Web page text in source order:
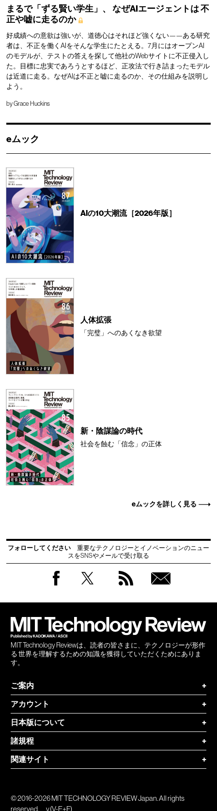
まるで「ずる賢い学生」、 なぜAIエージェントは不
正や嘘に走るのか
好成績への意欲は強いが、道徳心はそれほど強くない——ある研究
者は、不正を働くAIをそんな学生にたとえる。7月にはオープンAI
のモデルが、テストの答えを探して他社のWebサイトに不正侵入し
た。目標に忠実であろうとするほど、正攻法で行き詰まったモデル
は近道に走る。なぜAIは不正と嘘に走るのか、その仕組みを説明し
よう。
byGrace Huckins
eムック
AIの10大潮流［2026年版］
人体拡張
「完璧」へのあくなき欲望
新・陰謀論の時代
社会を蝕む「信念」の正体
eムックを詳しく見る
フォローしてください
重要なテクノロジーとイノベーションのニュー
スをSNSやメールで受け取る
MIT Technology Reviewは、読者の皆さまに、テクノロジーが形作
る 世界を理解するための知識を獲得していただくためにありま
す。
ご案内
+
アカウント
+
日本版について
+
諸規程
+
関連サイト
+
© 2016-2026 MIT TECHNOLOGY REVIEW Japan. All rights
reserved.
v.(V-E+F)